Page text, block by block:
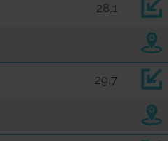
28,1
29,7